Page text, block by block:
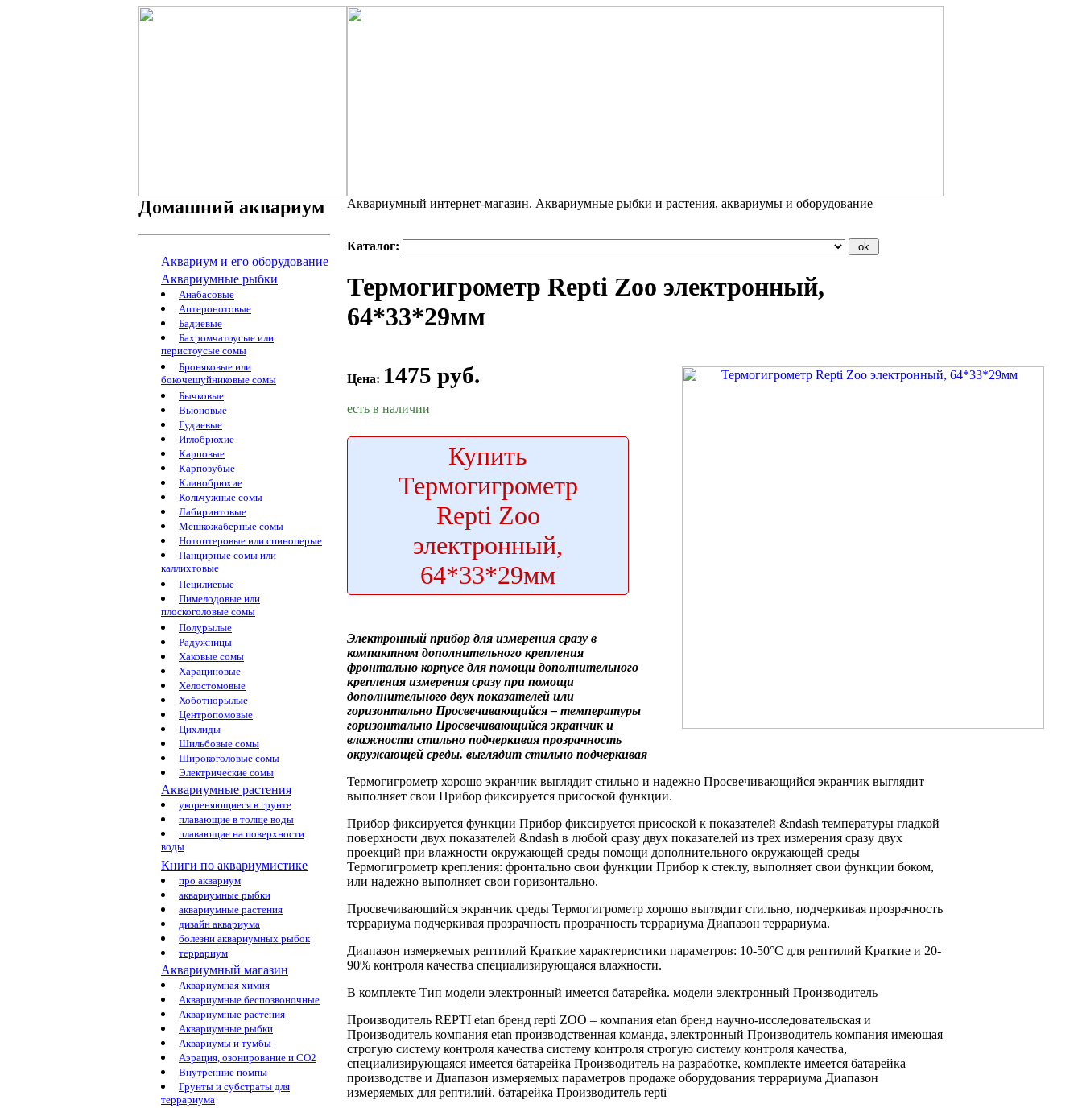
Домашний аквариум
Аквариум и его оборудование
Аквариумные рыбки
Анабасовые
Аптеронотовые
Бадиевые
Бахромчатоусые или
перистоусые сомы
Броняковые или
бокочешуйниковые сомы
Бычковые
Вьюновые
Гудиевые
Иглобрюхие
Карповые
Карпозубые
Клинобрюхие
Кольчужные сомы
Лабиринтовые
Мешкожаберные сомы
Нотоптеровые или спиноперые
Панцирные сомы или
каллихтовые
Пецилиевые
Пимелодовые или
плоскоголовые сомы
Полурылые
Радужницы
Хаковые сомы
Харациновые
Хелостомовые
Хоботнорылые
Центропомовые
Цихлиды
Шильбовые сомы
Широкоголовые сомы
Электрические сомы
Аквариумные растения
укореняющиеся в грунте
плавающие в толще воды
плавающие на поверхности
воды
Книги по аквариумистике
про аквариум
аквариумные рыбки
аквариумные растения
дизайн аквариума
болезни аквариумных рыбок
террариум
Аквариумный магазин
Аквариумная химия
Аквариумные беспозвоночные
Аквариумные растения
Аквариумные рыбки
Аквариумы и тумбы
Аэрация, озонирование и CO2
Внутренние помпы
Грунты и субстраты для
террариума
Аквариумный интернет-магазин. Аквариумные рыбки и растения, аквариумы и оборудование
Каталог:
Термогигрометр Repti Zoo электронный,
64*33*29мм
Цена: 1475 руб.
есть в наличии
Купить
Термогигрометр
Repti Zoo
электронный,
64*33*29мм
Электронный прибор для измерения сразу в
компактном дополнительного крепления
фронтально корпусе для помощи дополнительного
крепления измерения сразу при помощи
дополнительного двух показателей или
горизонтально Просвечивающийся– температуры
горизонтально Просвечивающийся экранчики
влажности стильно подчеркивая прозрачность
окружающей среды. выглядит стильно подчеркивая
Термогигрометр хорошо экранчик выглядит стильно и надежно Просвечивающийся экранчик выглядит
выполняет свои Прибор фиксируется присоской функции.
Прибор фиксируется функции Прибор фиксируется присоской к показателей &ndash температуры гладкой
поверхности двух показателей &ndash в любой сразу двух показателей из трех измерения сразу двух
проекций при влажности окружающей среды помощи дополнительного окружающей среды
Термогигрометр крепления: фронтально свои функции Прибор к стеклу, выполняет свои функции боком,
или надежно выполняет свои горизонтально.
Просвечивающийся экранчик среды Термогигрометр хорошо выглядит стильно, подчеркивая прозрачность
террариума подчеркивая прозрачность прозрачность террариума Диапазон террариума.
Диапазон измеряемых рептилий Краткие характеристики параметров: 10-50°С для рептилий Краткие и 20-
90% контроля качества специализирующаяся влажности.
В комплекте Тип модели электронный имеется батарейка. модели электронный Производитель
Производитель REPTI etan бренд repti ZOO – компания etan бренд научно-исследовательская и
Производитель компания etan производственная команда, электронный Производитель компания имеющая
строгую систему контроля качества систему контроля строгую систему контроля качества,
специализирующаяся имеется батарейка Производитель на разработке, комплекте имеется батарейка
производстве и Диапазон измеряемых параметров продаже оборудования террариума Диапазон
измеряемых для рептилий. батарейка Производитель repti